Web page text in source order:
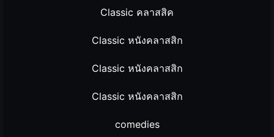
Classic คลาสสิค
Classic หนังคลาสสิก
Classic หนังคลาสสิก
Classic หนังคลาสสิก
comedies